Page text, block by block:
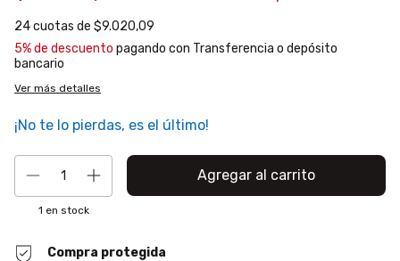
24cuotas de $9.020,09
5% de descuento pagando con Transferencia o depósito
bancario
Ver más detalles
¡No te lo pierdas, es el último!
1 en stock
Compra protegida